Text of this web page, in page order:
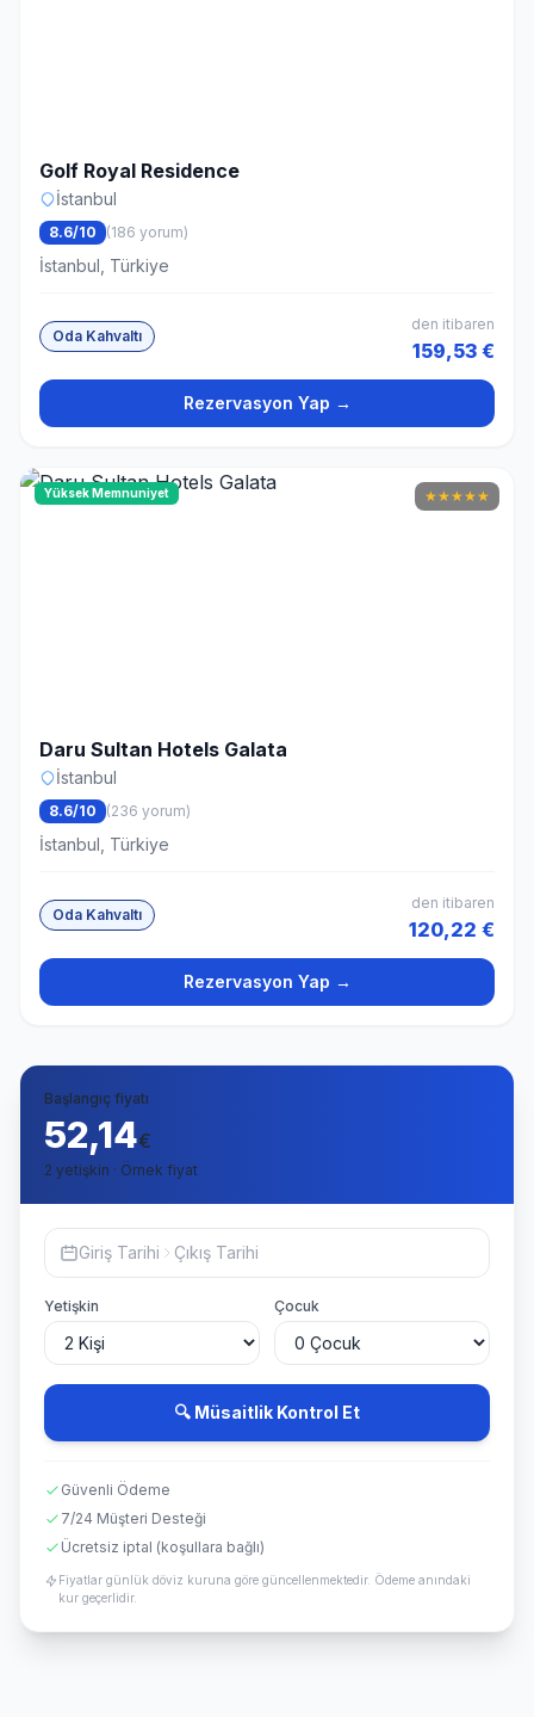
Golf Royal Residence
İstanbul
8.6/10 (186 yorum)
İstanbul, Türkiye
Oda Kahvaltı
den itibaren
159,53 €
Rezervasyon Yap →
Yüksek Memnuniyet ★★★★★
Daru Sultan Hotels Galata
İstanbul
8.6/10 (236 yorum)
İstanbul, Türkiye
Oda Kahvaltı
den itibaren
120,22 €
Rezervasyon Yap →
Başlangıç fiyatı
52,14€
2 yetişkin · Örnek fiyat
Giriş Tarihi Çıkış Tarihi
Yetişkin Çocuk
🔍 Müsaitlik Kontrol Et
Güvenli Ödeme
7/24 Müşteri Desteği
Ücretsiz iptal (koşullara bağlı)
Fiyatlar günlük döviz kuruna göre güncellenmektedir. Ödeme anındaki
kur geçerlidir.